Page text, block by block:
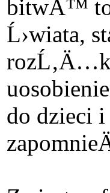
bitwÄ™
Ĺ›wiata,
do dzieci